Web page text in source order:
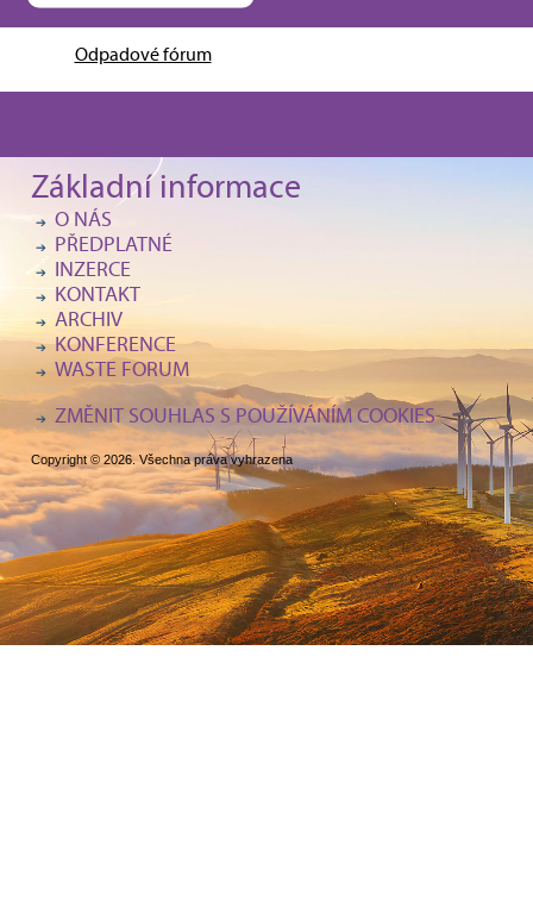
Odpadové fórum
Základní informace
O NÁS
PŘEDPLATNÉ
INZERCE
KONTAKT
ARCHIV
KONFERENCE
WASTE FORUM
ZMĚNIT SOUHLAS S POUŽÍVÁNÍM COOKIES
Copyright © 2026. Všechna práva vyhrazena